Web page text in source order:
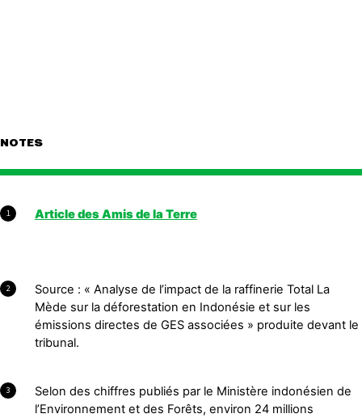
NOTES
1 Article des Amis de la Terre
2
Source : « Analyse de l’impact de la raffinerie Total La
Mède sur la déforestation en Indonésie et sur les
émissions directes de GES associées » produite devant le
tribunal.
3
Selon des chiffres publiés par le Ministère indonésien de
l’Environnement et des Forêts, environ 24 millions